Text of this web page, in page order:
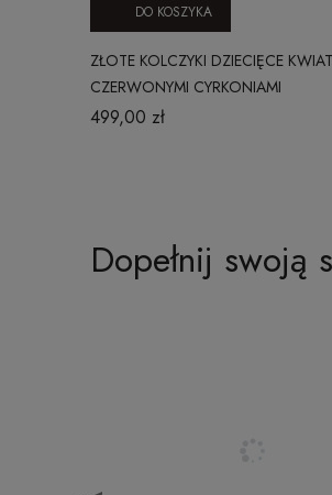
ZŁOTE KOLCZYKI DZIECIĘCE
CZERWONYMI CYRKONIAMI
499,00 zł
DO KOSZYKA
Dopełnij swoją